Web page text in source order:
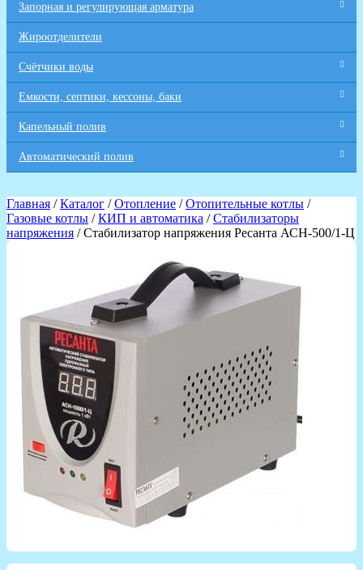
Запорная и регулирующая арматура
Жироотделители
Счётчики воды
Емкости, септики, кессоны, баки
Капельный полив
Автоматический полив
Главная /Каталог /Отопление /Отопительные котлы /
Газовые котлы /КИП и автоматика /Стабилизаторы
напряжения / Стабилизатор напряжения Ресанта АСН-500/1-Ц